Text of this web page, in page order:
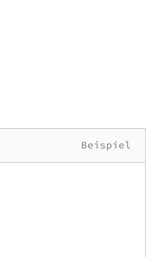
Beispiel